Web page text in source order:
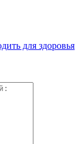
для здоровья